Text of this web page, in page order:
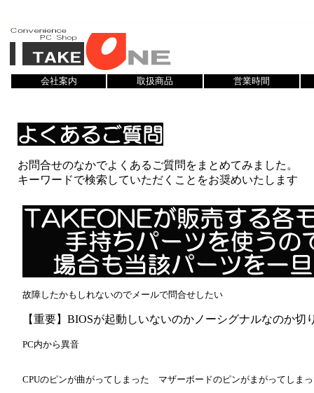
会社案内 取扱商品 営業時間
お問合せのなかでよくあるご質問をまとめてみました。
キーワードで検索していただくことをお奨めいたします
故障したかもしれないのでメールで問合せしたい
【重要】BIOSが起動しいないのかノーシグナルなのか切
PC内から異音
CPUのピンが曲がってしまった マザーボードのピンがまがってしま